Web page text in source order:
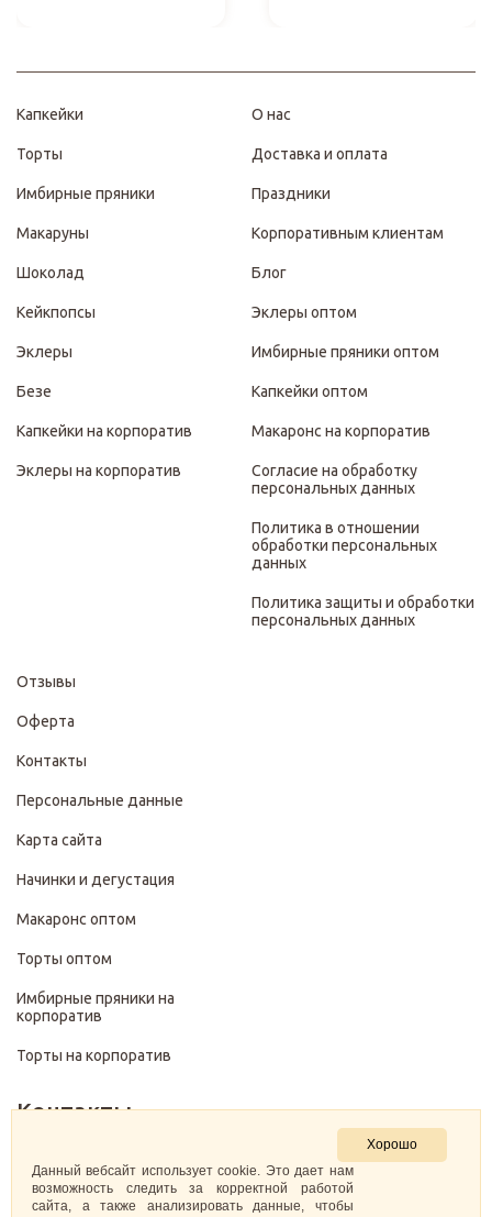
Капкейки
Торты
Имбирные пряники
Макаруны
Шоколад
Кейкпопсы
Эклеры
Безе
Капкейки на корпоратив
Эклеры на корпоратив
О нас
Доставка и оплата
Праздники
Корпоративным клиентам
Блог
Эклеры оптом
Имбирные пряники оптом
Капкейки оптом
Макаронс на корпоратив
Согласие на обработку
персональных данных
Политика в отношении
обработки персональных
данных
Политика защиты и обработки
персональных данных
Отзывы
Оферта
Контакты
Персональные данные
Карта сайта
Начинки и дегустация
Макаронс оптом
Торты оптом
Имбирные пряники на
корпоратив
Торты на корпоратив
Контакты
+7 (499) 322-28-29
pirojenka.rf@gmail.com
Хорошо
Данный вебсайт использует cookie. Это дает нам
возможность следить за корректной работой
сайта, а также анализировать данные, чтобы